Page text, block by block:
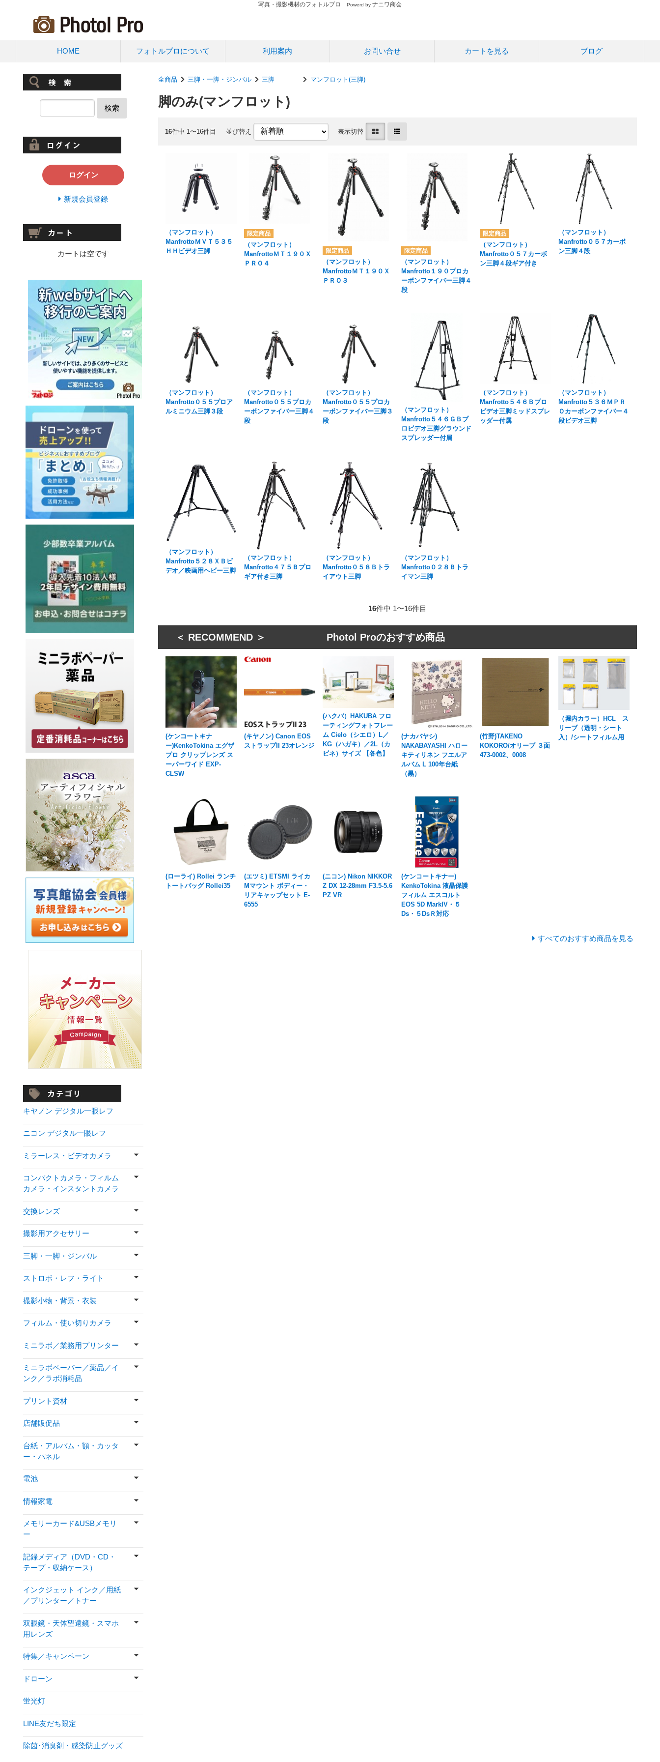
写真・撮影機材のフォトルプロ Powerd by ナニワ商会
HOME フォトルプロについて 利用案内 お問い合せ カートを見る ブログ
全商品 三脚・一脚・ジンバル 三脚 マンフロット(三脚)
脚のみ(マンフロット)
16件中 1〜16件目 並び替え 表示切替
（マンフロット）
ManfrottoＭＶＴ５３５
ＨＨビデオ三脚
（マンフロット）
ManfrottoＭＴ１９０Ｘ
ＰＲＯ４
（マンフロット）
ManfrottoＭＴ１９０Ｘ
ＰＲＯ３
（マンフロット）
Manfrotto１９０プロカ
ーボンファイバー三脚４
段
（マンフロット）
Manfrotto０５７カーボ
ン三脚４段ギア付き
（マンフロット）
Manfrotto０５７カーボ
ン三脚４段
（マンフロット）
Manfrotto０５５プロア
ルミニウム三脚３段
（マンフロット）
Manfrotto０５５プロカ
ーボンファイバー三脚４
段
（マンフロット）
Manfrotto０５５プロカ
ーボンファイバー三脚３
段
（マンフロット）
Manfrotto５４６ＧＢプ
ロビデオ三脚グラウンド
スプレッダー付属
（マンフロット）
Manfrotto５４６Ｂプロ
ビデオ三脚ミッドスプレ
ッダー付属
（マンフロット）
Manfrotto５３６ＭＰＲ
Ｏカーボンファイバー４
段ビデオ三脚
（マンフロット）
Manfrotto５２８ＸＢビ
デオ／映画用ヘビー三脚
（マンフロット）
Manfrotto４７５Ｂプロ
ギア付き三脚
（マンフロット）
Manfrotto０５８Ｂトラ
イアウト三脚
（マンフロット）
Manfrotto０２８Ｂトラ
イマン三脚
16件中 1〜16件目
＜ RECOMMEND ＞ Photol Proのおすすめ商品
(ケンコートキナ
ー)KenkoTokina エグザ
プロ クリップレンズ ス
ーパーワイド EXP-
CLSW
(キヤノン) Canon EOS
ストラップII 23オレンジ
(ハクバ）HAKUBA フロ
ーティングフォトフレー
ム Cielo（シエロ）L／
KG（ハガキ）／2L（カ
ビネ）サイズ 【各色】
(ナカバヤシ)
NAKABAYASHI ハロー
キティリネン フエルア
ルバム L 100年台紙
（黒）
(竹野)TAKENO
KOKORO/オリーブ ３面
473-0002、0008
（堀内カラー）HCL ス
リーブ（透明・シート
入）/シートフィルム用
(ローライ) Rollei ランチ
トートバッグ Rollei35
(エツミ) ETSMI ライカ
Mマウント ボディー・
リアキャップセット E-
6555
(ニコン) Nikon NIKKOR
Z DX 12-28mm F3.5-5.6
PZ VR
(ケンコートキナー)
KenkoTokina 液晶保護
フィルム エスコルト
EOS 5D MarkIV・５
Ds・５DsＲ対応
すべてのおすすめ商品を見る
検索
ログイン
新規会員登録
カートは空です
キヤノン デジタル一眼レフ
ニコン デジタル一眼レフ
ミラーレス・ビデオカメラ
コンパクトカメラ・フィルム
カメラ・インスタントカメラ
交換レンズ
撮影用アクセサリー
三脚・一脚・ジンバル
ストロボ・レフ・ライト
撮影小物・背景・衣装
フィルム・使い切りカメラ
ミニラボ／業務用プリンター
ミニラボペーパー／薬品／イ
ンク／ラボ消耗品
プリント資材
店舗販促品
台紙・アルバム・額・カッタ
ー・パネル
電池
情報家電
メモリーカード&USBメモリ
ー
記録メディア（DVD・CD・
テープ・収納ケース）
インクジェット インク／用紙
／プリンター／トナー
双眼鏡・天体望遠鏡・スマホ
用レンズ
特集／キャンペーン
ドローン
蛍光灯
LINE友だち限定
除菌･消臭剤・感染防止グッズ